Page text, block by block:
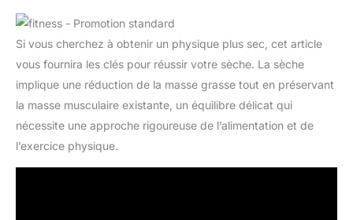
Si vous cherchez à obtenir un physique plus sec, cet article
vous fournira les clés pour réussir votre sèche. La sèche
implique une réduction de la masse grasse tout en préservant
la masse musculaire existante, un équilibre délicat qui
nécessite une approche rigoureuse de l’alimentation et de
l’exercice physique.